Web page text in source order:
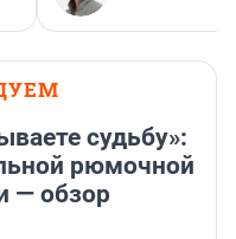
судьбу»:
рюмочной
— обзор